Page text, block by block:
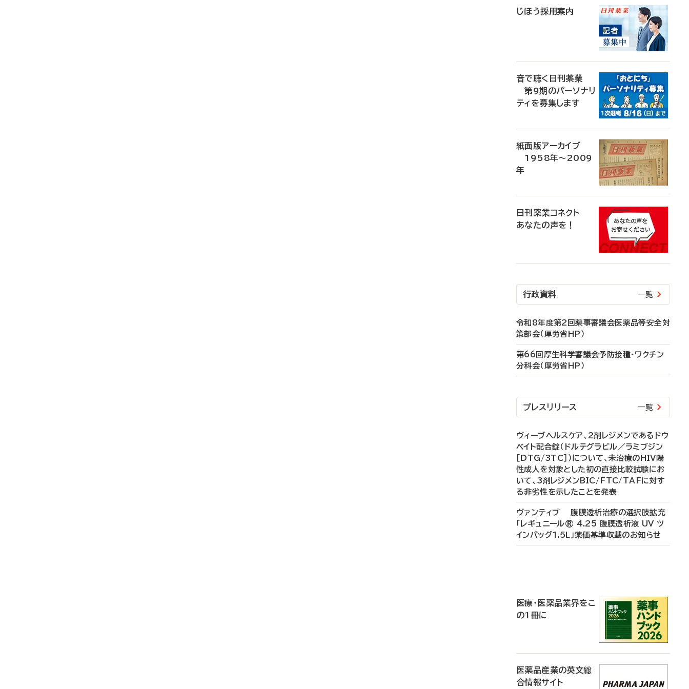
じほう採用案内
音で聴く日刊薬業
第9期のパーソナリ
ティを募集します
紙面版アーカイブ
1958年～2009
年
日刊薬業コネクト
あなたの声を！
行政資料 一覧
令和8年度第2回薬事審議会医薬品等安全対
策部会（厚労省HP）
第66回厚生科学審議会予防接種・ワクチン
分科会（厚労省HP）
プレスリリース 一覧
ヴィーブヘルスケア、2剤レジメンであるドウ
ベイト配合錠（ドルテグラビル／ラミブジン
［DTG/3TC］）について、未治療のHIV陽
性成人を対象とした初の直接比較試験にお
いて、3剤レジメンBIC/FTC/TAFに対す
る非劣性を示したことを発表
ヴァンティブ 腹膜透析治療の選択肢拡充
「レギュニール® 4.25 腹膜透析液 UV ツ
インバッグ1.5L」薬価基準収載のお知らせ
医療・医薬品業界をこ
の1冊に
医薬品産業の英文総
合情報サイト